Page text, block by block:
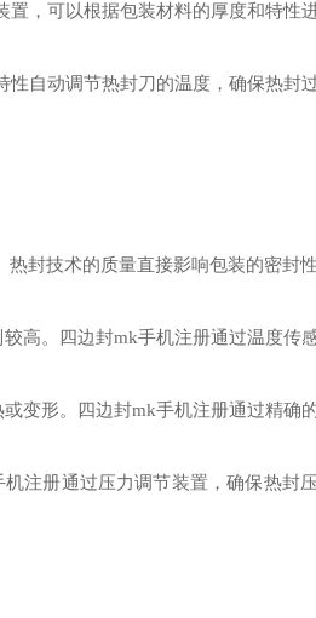
，可以根据包装材料的厚度和特性
自动调节热封刀的温度，确保热封
封技术的质量直接影响包装的密封性
高。四边封mk手机注册通过温度传
变形。四边封mk手机注册通过精确
注册通过压力调节装置，确保热封